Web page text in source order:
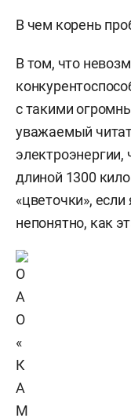
В чем корень
В том, что
с такими
уважаемый
электроэнергии,
длиной 1300
«цветочки», если
непонятно, как